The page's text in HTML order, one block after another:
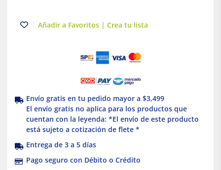
4.5W
Añadir a Favoritos | Crea tu lista
Envío gratis en tu pedido mayor a $3,499
El envío gratis no aplica para los productos que
cuentan con la leyenda: *El envío de este producto
está sujeto a cotización de flete *
Entrega de 3 a 5 días
Pago seguro con Débito o Crédito